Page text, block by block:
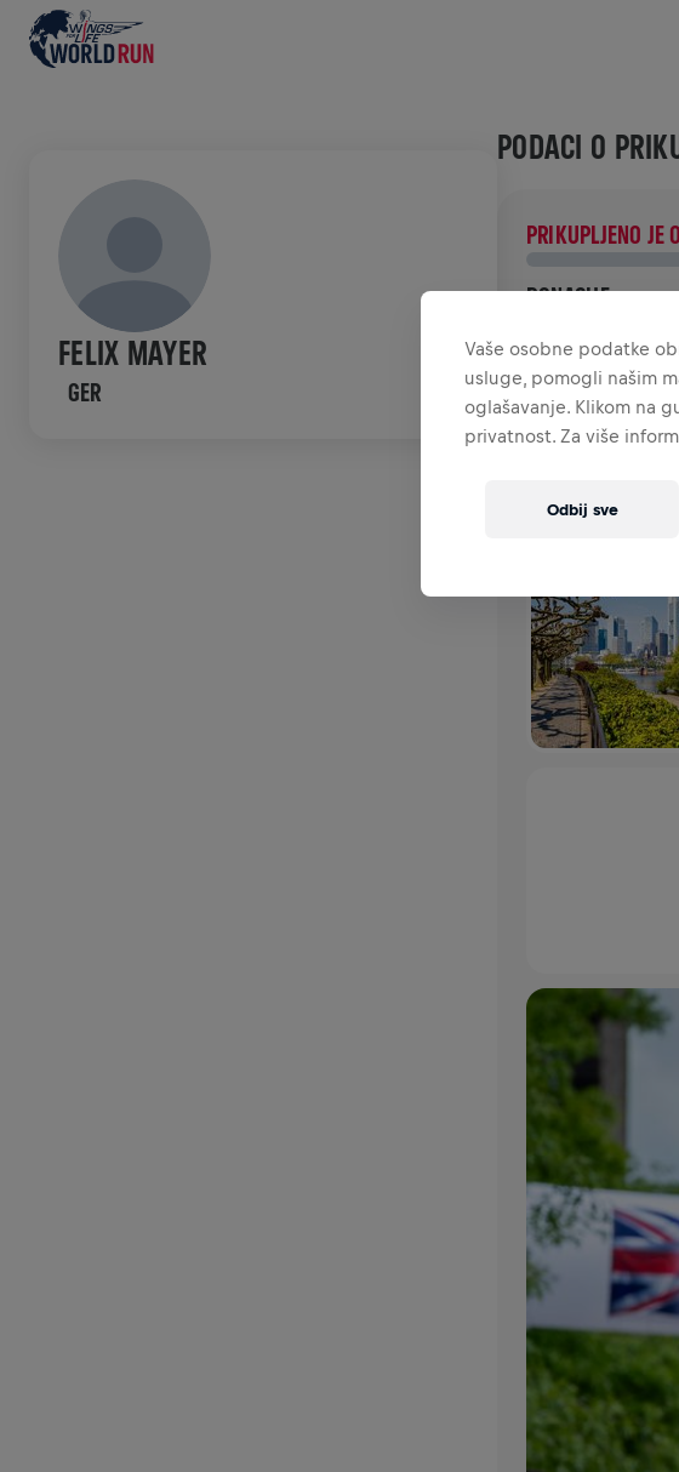
FELIX MAYER
GER
PODACI O
PRIKUPLJENO
DONACIJE
Pruži svoj
će utrošeno na
POVIJEST
WINGS FOR
Vaše osobne podatke
usluge, pomogli našim
oglašavanje. Klikom na
privatnost. Za više
Odbij sve